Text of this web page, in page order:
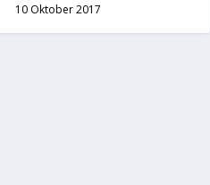
10 Oktober 2017